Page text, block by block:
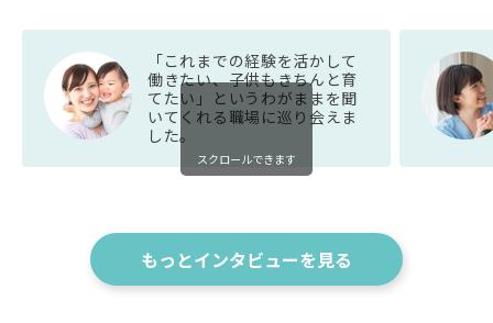
「これまでの経験を活かして
働きたい、子供もきちんと育
てたい」というわがままを聞
いてくれる職場に巡り会えま
した。
スクロールできます
もっとインタビューを見る